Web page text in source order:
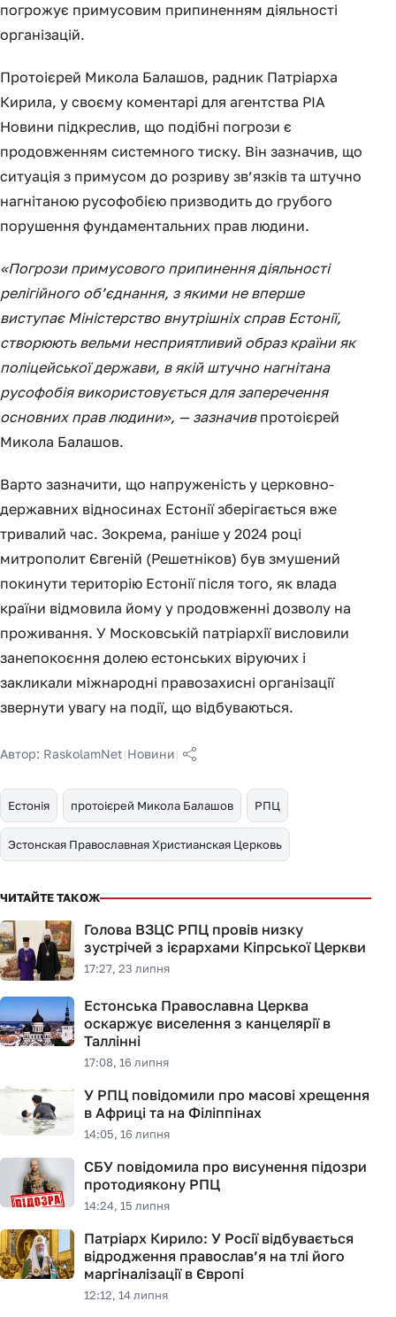
погрожує примусовим припиненням діяльності
організацій.
Протоієрей Микола Балашов, радник Патріарха
Кирила, у своєму коментарі для агентства РІА
Новини підкреслив, що подібні погрози є
продовженням системного тиску. Він зазначив, що
ситуація з примусом до розриву зв’язків та штучно
нагнітаною русофобією призводить до грубого
порушення фундаментальних прав людини.
«Погрози примусового припинення діяльності
релігійного об’єднання, з якими не вперше
виступає Міністерство внутрішніх справ Естонії,
створюють вельми несприятливий образ країни як
поліцейської держави, в якій штучно нагнітана
русофобія використовується для заперечення
основних прав людини», — зазначив протоієрей
Микола Балашов.
Варто зазначити, що напруженість у церковно-
державних відносинах Естонії зберігається вже
тривалий час. Зокрема, раніше у 2024 році
митрополит Євгеній (Решетніков) був змушений
покинути територію Естонії після того, як влада
країни відмовила йому у продовженні дозволу на
проживання. У Московській патріархії висловили
занепокоєння долею естонських віруючих і
закликали міжнародні правозахисні організації
звернути увагу на події, що відбуваються.
Автор: RaskolamNet|Новини|
Естонія протоієрей Микола Балашов РПЦ
Эстонская Православная Христианская Церковь
ЧИТАЙТЕ ТАКОЖ
Голова ВЗЦС РПЦ провів низку
зустрічей з ієрархами Кіпрської Церкви
17:27, 23 липня
Естонська Православна Церква
оскаржує виселення з канцелярії в
Таллінні
17:08, 16 липня
У РПЦ повідомили про масові хрещення
в Африці та на Філіппінах
14:05, 16 липня
СБУ повідомила про висунення підозри
протодиякону РПЦ
14:24, 15 липня
Патріарх Кирило: У Росії відбувається
відродження православ’я на тлі його
маргіналізації в Європі
12:12, 14 липня